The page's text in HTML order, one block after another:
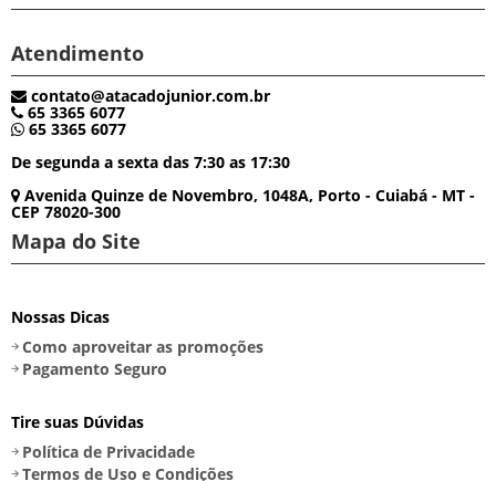
Atendimento
contato@atacadojunior.com.br
65 3365 6077
65 3365 6077
De segunda a sexta das 7:30 as 17:30
Avenida Quinze de Novembro, 1048A, Porto - Cuiabá - MT -
CEP 78020-300
Mapa do Site
Nossas Dicas
Como aproveitar as promoções
Pagamento Seguro
Tire suas Dúvidas
Política de Privacidade
Termos de Uso e Condições